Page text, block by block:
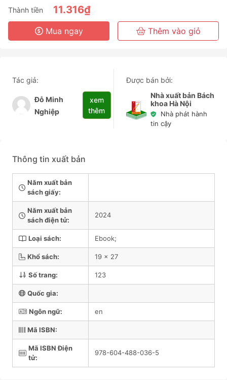
6 Tháng
3 Năm
Thành tiền 11.316₫
Mua ngay Thêm vào giỏ
Tác giả:
Đỗ Minh
Nghiệp
xem
thêm
Được bán bởi:
Nhà xuất bản Bách
khoa Hà Nội
Nhà phát hành
tin cậy
Thông tin xuất bản
Năm xuất bản
sách giấy:
Năm xuất bản
sách điện tử:
2024
Loại sách: Ebook;
Khổ sách: 19 x 27
Số trang: 123
Quốc gia:
Ngôn ngữ: en
Mã ISBN:
Mã ISBN Điện
tử:
978-604-488-036-5